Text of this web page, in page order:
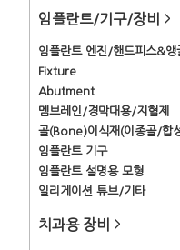
임플란트/기구/장비 >
임플란트 엔진/핸드피스&앵
Fixture
Abutment
멤브레인/경막대용/지혈제
골(Bone)이식재(이종골/합
임플란트 기구
임플란트 설명용 모형
일리게이션 튜브/기타
치과용 장비 >